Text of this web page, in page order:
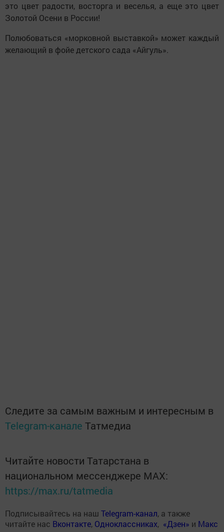
это цвет радости, восторга и веселья, а еще это цвет
Золотой Осени в России!
Полюбоваться «морковной выставкой» может каждый
желающий в фойе детского сада «Айгуль».
Следите за самым важным и интересным в
Telegram-канале Татмедиа
Читайте новости Татарстана в
национальном мессенджере MАХ:
https://max.ru/tatmedia
Подписывайтесь на наш Telegram-канал, а также
читайте нас Вконтакте, Одноклассниках, «Дзен» и Макс